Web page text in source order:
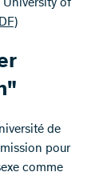
University of
de
pour
comme